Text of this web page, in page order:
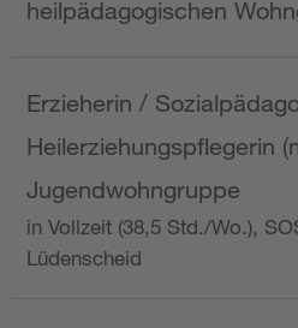
heilpädagogischen
Erzieherin /
Heilerziehungspflegerin
Jugendwohngruppe
in Vollzeit (38,5 Std./Wo.),
Lüdenscheid